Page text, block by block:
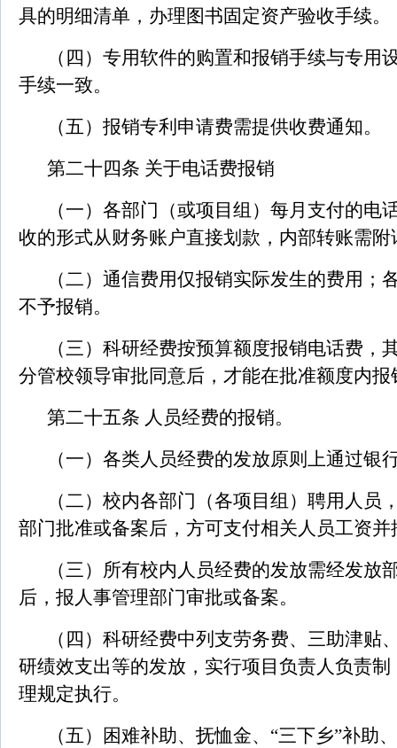
具的明细清单，办理图书固定资产验收手续。
（四）专用软件的购置和报销手续与专用
手续一致。
（五）报销专利申请费需提供收费通知。
第二十四条 关于电话费报销
（一）各部门（或项目组）每月支付的电
收的形式从财务账户直接划款，内部转账需附
（二）通信费用仅报销实际发生的费用；
不予报销。
（三）科研经费按预算额度报销电话费，
分管校领导审批同意后，才能在批准额度内
第二十五条 人员经费的报销。
（一）各类人员经费的发放原则上通过银
（二）校内各部门（各项目组）聘用人员
部门批准或备案后，方可支付相关人员工资
（三）所有校内人员经费的发放需经发放
后，报人事管理部门审批或备案。
（四）科研经费中列支劳务费、三助津贴
研绩效支出等的发放 ，实行项目负责人负责
理规定执行。
（五）困难补助、抚恤金、“三下乡”补助